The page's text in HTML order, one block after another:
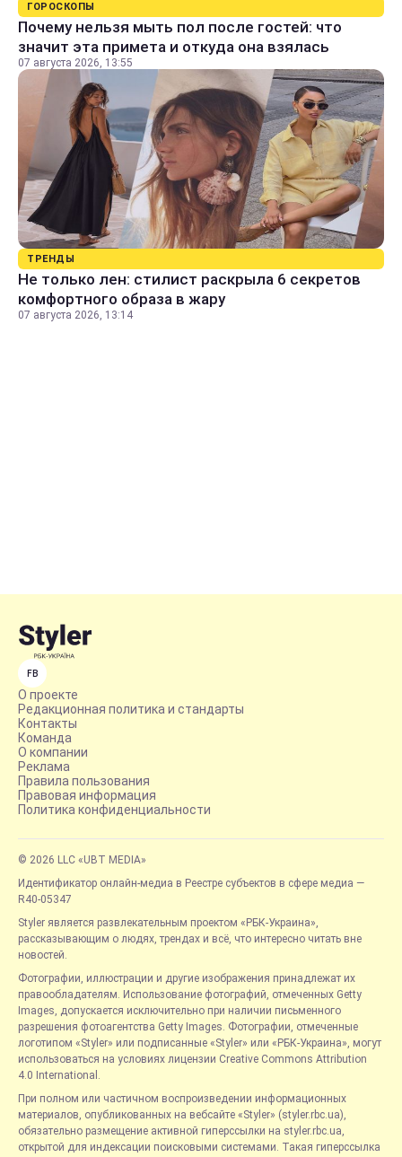
ГОРОСКОПЫ
Почему нельзя мыть пол после гостей: что
значит эта примета и откуда она взялась
07 августа 2026, 13:55
ТРЕНДЫ
Не только лен: стилист раскрыла 6 секретов
комфортного образа в жару
07 августа 2026, 13:14
FB
О проекте
Редакционная политика и стандарты
Контакты
Команда
О компании
Реклама
Правила пользования
Правовая информация
Политика конфиденциальности
© 2026 LLC «UBT MEDIA»
Идентификатор онлайн-медиа в Реестре субъектов в сфере медиа —
R40-05347
Styler является развлекательным проектом «РБК-Украина»,
рассказывающим о людях, трендах и всё, что интересно читать вне
новостей.
Фотографии, иллюстрации и другие изображения принадлежат их
правообладателям. Использование фотографий, отмеченных Getty
Images, допускается исключительно при наличии письменного
разрешения фотоагентства Getty Images. Фотографии, отмеченные
логотипом «Styler» или подписанные «Styler» или «РБК-Украина», могут
использоваться на условиях лицензии Creative Commons Attribution
4.0 International.
При полном или частичном воспроизведении информационных
материалов, опубликованных на вебсайте «Styler» (styler.rbc.ua),
обязательно размещение активной гиперссылки на styler.rbc.ua,
открытой для индексации поисковыми системами. Такая гиперссылка